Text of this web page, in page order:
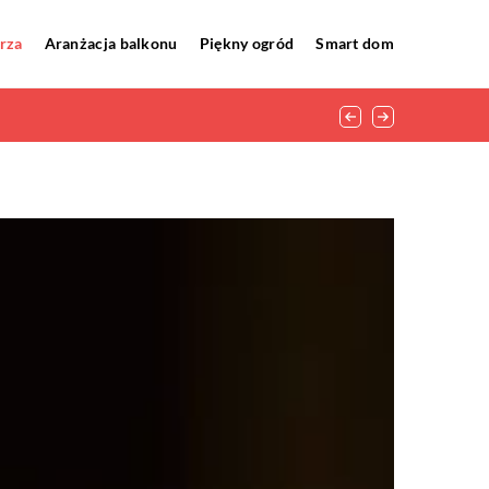
Aranżacja balkonu Piękny ogród Smart dom